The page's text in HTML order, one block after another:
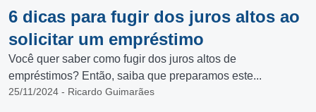
6 dicas para fugir dos juros altos ao
solicitar um empréstimo
Você quer saber como fugir dos juros altos de
empréstimos? Então, saiba que preparamos este...
25/11/2024 - Ricardo Guimarães